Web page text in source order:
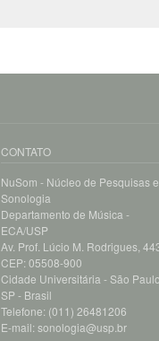
CONTATO
NuSom - Núcleo de Pesquisas
Sonologia
Departamento de Música -
ECA/USP
Av. Prof. Lúcio M. Rodrigues,
CEP: 05508-900
Cidade Universitária - São
SP - Brasil
Telefone: (011) 26481206
E-mail: sonologia@usp.br